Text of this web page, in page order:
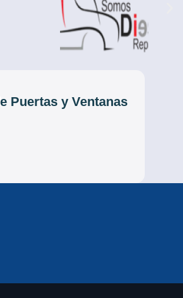
Puertas y Ventanas